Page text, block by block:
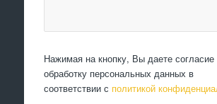
Нажимая на кнопку, Вы даете согласие
обработку персональных данных в
соответствии с политикой